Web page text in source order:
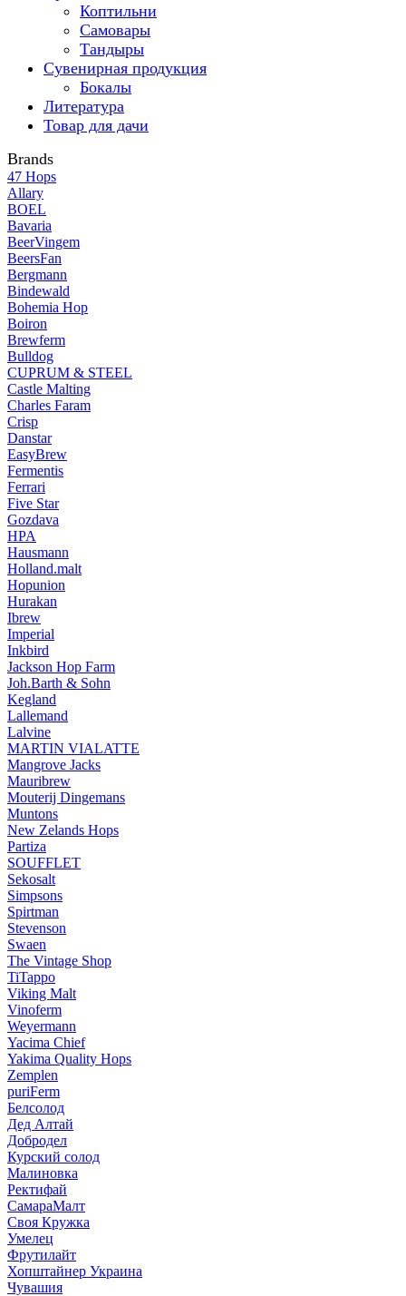
Коптильни
Самовары
Тандыры
Сувенирная продукция
Бокалы
Литература
Товар для дачи
Brands
47 Hops
Allary
BOEL
Bavaria
BeerVingem
BeersFan
Bergmann
Bindewald
Bohemia Hop
Boiron
Brewferm
Bulldog
CUPRUM & STEEL
Castle Malting
Charles Faram
Crisp
Danstar
EasyBrew
Fermentis
Ferrari
Five Star
Gozdava
HPA
Hausmann
Holland.malt
Hopunion
Hurakan
Ibrew
Imperial
Inkbird
Jackson Hop Farm
Joh.Barth & Sohn
Kegland
Lallemand
Lalvine
MARTIN VIALATTE
Mangrove Jacks
Mauribrew
Mouterij Dingemans
Muntons
New Zelands Hops
Partiza
SOUFFLET
Sekosalt
Simpsons
Spirtman
Stevenson
Swaen
The Vintage Shop
TiTappo
Viking Malt
Vinoferm
Weyermann
Yacima Chief
Yakima Quality Hops
Zemplen
puriFerm
Белсолод
Дед Алтай
Добродел
Курский солод
Малиновка
Ректифай
СамараМалт
Своя Кружка
Умелец
Фрутилайт
Хопштайнер Украина
Чувашия